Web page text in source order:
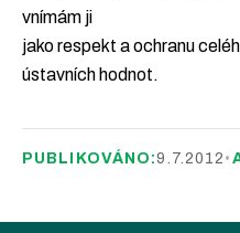
vnímám ji
jako respekt a ochranu
ústavních hodnot.
PUBLIKOVÁNO:9.7.2012 •